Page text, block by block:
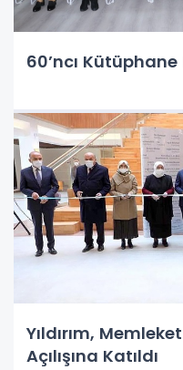
60’ncı
Yıldırım,
Açılışına Katıldı